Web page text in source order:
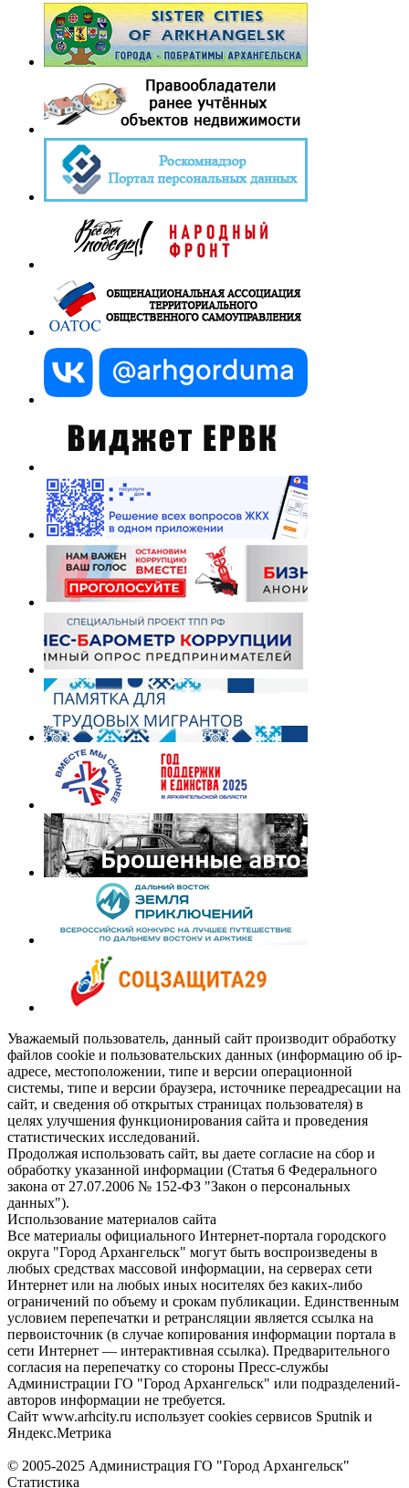
Уважаемый пользователь, данный сайт производит обработку
файлов cookie и пользовательских данных (информацию об ip-
адресе, местоположении, типе и версии операционной
системы, типе и версии браузера, источнике переадресации на
сайт, и сведения об открытых страницах пользователя) в
целях улучшения функционирования сайта и проведения
статистических исследований.
Продолжая использовать сайт, вы даете согласие на сбор и
обработку указанной информации (Статья 6 Федерального
закона от 27.07.2006 № 152-ФЗ "Закон о персональных
данных").
Использование материалов сайта
Все материалы официального Интернет-портала городского
округа "Город Архангельск" могут быть воспроизведены в
любых средствах массовой информации, на серверах сети
Интернет или на любых иных носителях без каких-либо
ограничений по объему и срокам публикации. Единственным
условием перепечатки и ретрансляции является ссылка на
первоисточник (в случае копирования информации портала в
сети Интернет — интерактивная ссылка). Предварительного
согласия на перепечатку со стороны Пресс-службы
Администрации ГО "Город Архангельск" или подразделений-
авторов информации не требуется.
Сайт www.arhcity.ru использует cookies сервисов Sputnik и
Яндекс.Метрика
© 2005-2025 Администрация ГО "Город Архангельск"
Статистика